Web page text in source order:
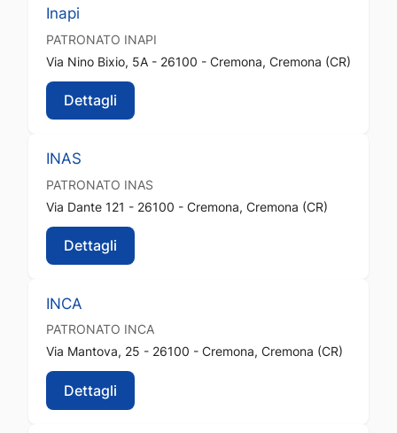
Inapi
PATRONATO INAPI
Via Nino Bixio, 5A - 26100 - Cremona, Cremona (CR)
Dettagli
INAS
PATRONATO INAS
Via Dante 121 - 26100 - Cremona, Cremona (CR)
Dettagli
INCA
PATRONATO INCA
Via Mantova, 25 - 26100 - Cremona, Cremona (CR)
Dettagli